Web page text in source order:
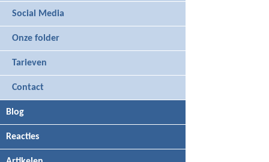
Social Media
Onze folder
Tarieven
Contact
Blog
Reacties